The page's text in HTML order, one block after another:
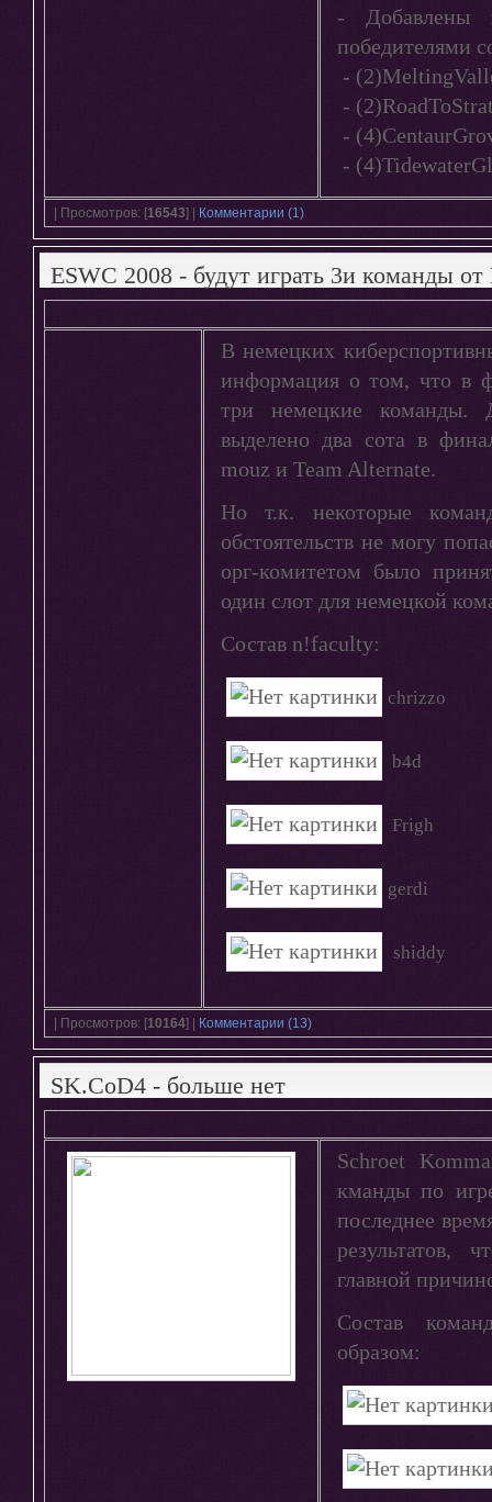
- Добавлены
победителями
-
-
-
-
| Просмотров: [16543] | Комментарии (1)
ESWC 2008 - будут играть 3и команды
В немецких
информация о том, что в
три немецкие
выделено два сота в
mouz и Team Alternate.
Но т.к. некоторые
обстоятельств не могу
орг-комитетом было
один слот для немецкой
Состав n!faculty:
chrizzo
b4d
Frigh
gerdi
shiddy
| Просмотров: [10164] | Комментарии (13)
SK.CoD4 - больше нет
Schroet
кманды по
последнее
результатов,
главной
Состав
образом: